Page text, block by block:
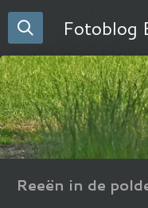
Ga
direct
de
hoofdinhoud
Fotoblog
Reeën in de